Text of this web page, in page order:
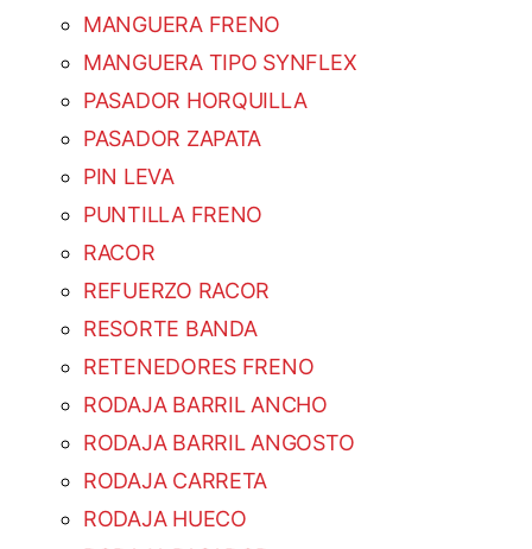
MANGUERA FRENO
MANGUERA TIPO SYNFLEX
PASADOR HORQUILLA
PASADOR ZAPATA
PIN LEVA
PUNTILLA FRENO
RACOR
REFUERZO RACOR
RESORTE BANDA
RETENEDORES FRENO
RODAJA BARRIL ANCHO
RODAJA BARRIL ANGOSTO
RODAJA CARRETA
RODAJA HUECO